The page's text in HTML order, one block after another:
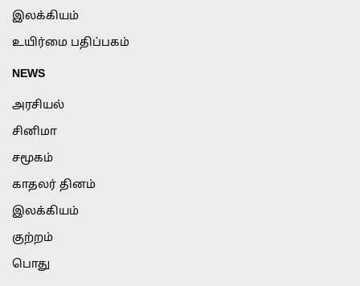
இலக்கியம்
உயிர்மை பதிப்பகம்
NEWS
அரசியல்
சினிமா
சமூகம்
காதலர் தினம்
இலக்கியம்
குற்றம்
பொது